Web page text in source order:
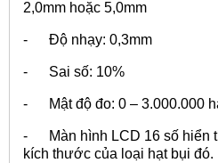
2,0mm hoặc 5,0mm
- Độ nhạy: 0,3mm
- Sai số: 10%
- Mật độ đo: 0 – 3.000.000
- Màn hình LCD 16 số hiển
kích thước của loại hạt bụi đó.